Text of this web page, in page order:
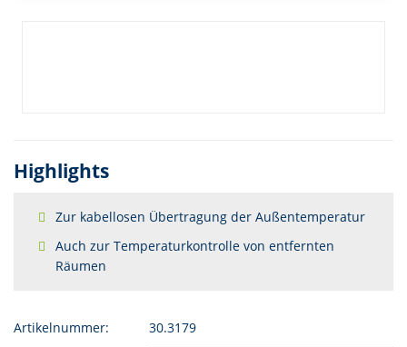
Highlights
Zur kabellosen Übertragung der Außentemperatur
Auch zur Temperaturkontrolle von entfernten
Räumen
Artikelnummer:
30.3179